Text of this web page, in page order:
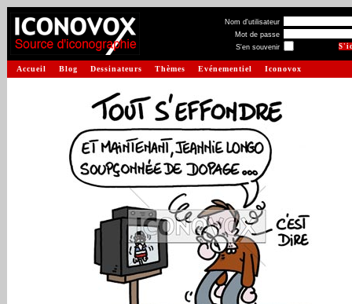
Nom d'utilisateur
Mot de passe
S'en souvenir
Accueil Blog Dessinateurs Thèmes Evénementiel Iconovox